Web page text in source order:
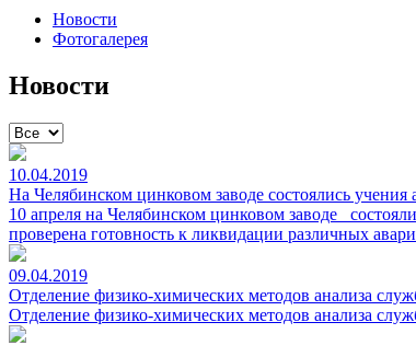
Новости
Фотогалерея
Новости
10.04.2019
На Челябинском цинковом заводе состоялись
10 апреля на Челябинском цинковом заводе
проверена готовность к ликвидации различных
09.04.2019
Отделение физико-химических методов анализа
Отделение физико-химических методов анализа